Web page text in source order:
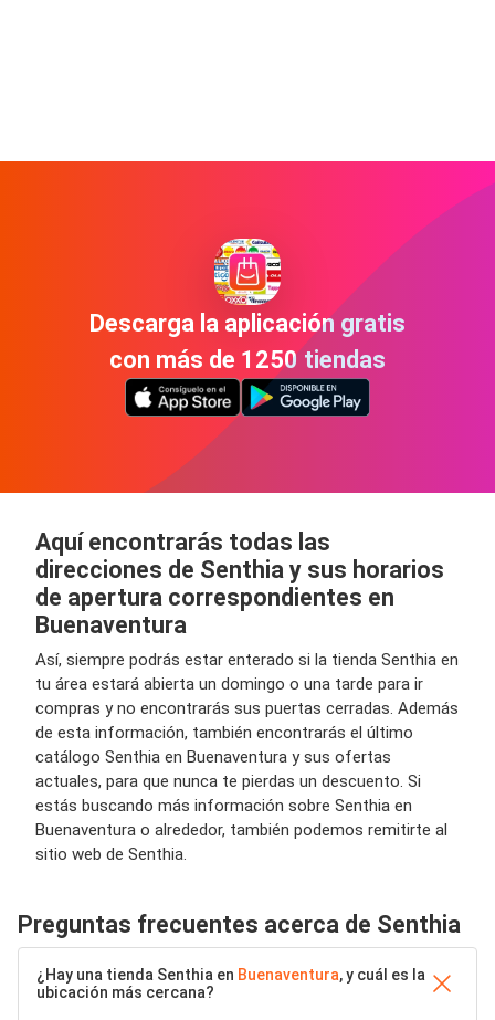
Descarga la aplicación gratis
con más de 1250 tiendas
Aquí encontrarás todas las
direcciones de Senthia y sus horarios
de apertura correspondientes en
Buenaventura
Así, siempre podrás estar enterado si la tienda Senthia en
tu área estará abierta un domingo o una tarde para ir
compras y no encontrarás sus puertas cerradas. Además
de esta información, también encontrarás el último
catálogo Senthia en Buenaventura y sus ofertas
actuales, para que nunca te pierdas un descuento. Si
estás buscando más información sobre Senthia en
Buenaventura o alrededor, también podemos remitirte al
sitio web de Senthia.
Preguntas frecuentes acerca de Senthia
¿Hay una tienda Senthia en Buenaventura, y cuál es la
ubicación más cercana?